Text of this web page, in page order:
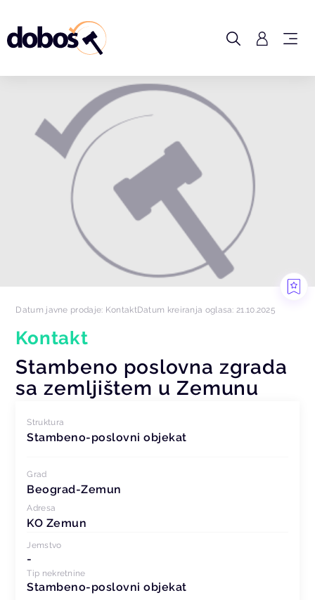
Datum javne prodaje: KontaktDatum kreiranja oglasa: 21.10.2025
Kontakt
Stambeno poslovna zgrada
sa zemljištem u Zemunu
Struktura
Stambeno-poslovni objekat
Grad
Beograd-Zemun
Adresa
KO Zemun
Jemstvo
-
Tip nekretnine
Stambeno-poslovni objekat